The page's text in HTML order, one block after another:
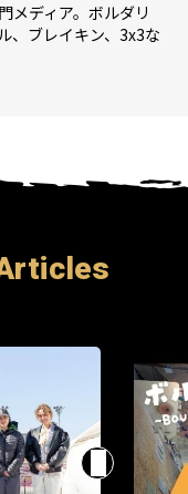
メディア。ボルダリ
、ブレイキン、3x3な